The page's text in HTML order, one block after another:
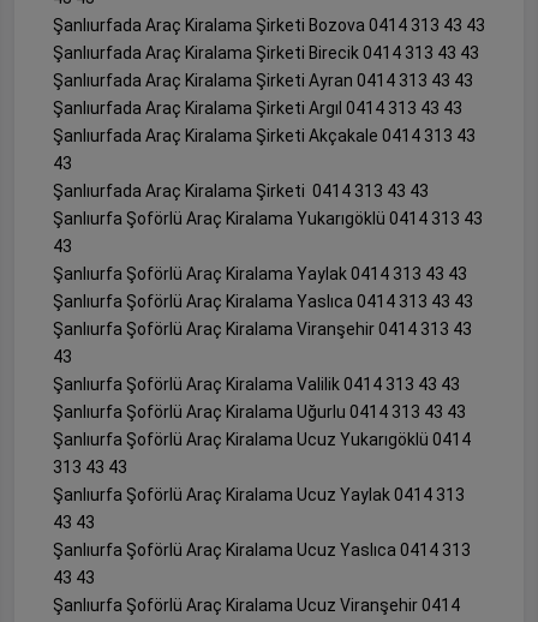
Şanlıurfada Araç Kiralama Şirketi Bozova 0414 313 43 43
Şanlıurfada Araç Kiralama Şirketi Birecik 0414 313 43 43
Şanlıurfada Araç Kiralama Şirketi Ayran 0414 313 43 43
Şanlıurfada Araç Kiralama Şirketi Argıl 0414 313 43 43
Şanlıurfada Araç Kiralama Şirketi Akçakale 0414 313 43
43
Şanlıurfada Araç Kiralama Şirketi 0414 313 43 43
Şanlıurfa Şoförlü Araç Kiralama Yukarıgöklü 0414 313 43
43
Şanlıurfa Şoförlü Araç Kiralama Yaylak 0414 313 43 43
Şanlıurfa Şoförlü Araç Kiralama Yaslıca 0414 313 43 43
Şanlıurfa Şoförlü Araç Kiralama Viranşehir 0414 313 43
43
Şanlıurfa Şoförlü Araç Kiralama Valilik 0414 313 43 43
Şanlıurfa Şoförlü Araç Kiralama Uğurlu 0414 313 43 43
Şanlıurfa Şoförlü Araç Kiralama Ucuz Yukarıgöklü 0414
313 43 43
Şanlıurfa Şoförlü Araç Kiralama Ucuz Yaylak 0414 313
43 43
Şanlıurfa Şoförlü Araç Kiralama Ucuz Yaslıca 0414 313
43 43
Şanlıurfa Şoförlü Araç Kiralama Ucuz Viranşehir 0414